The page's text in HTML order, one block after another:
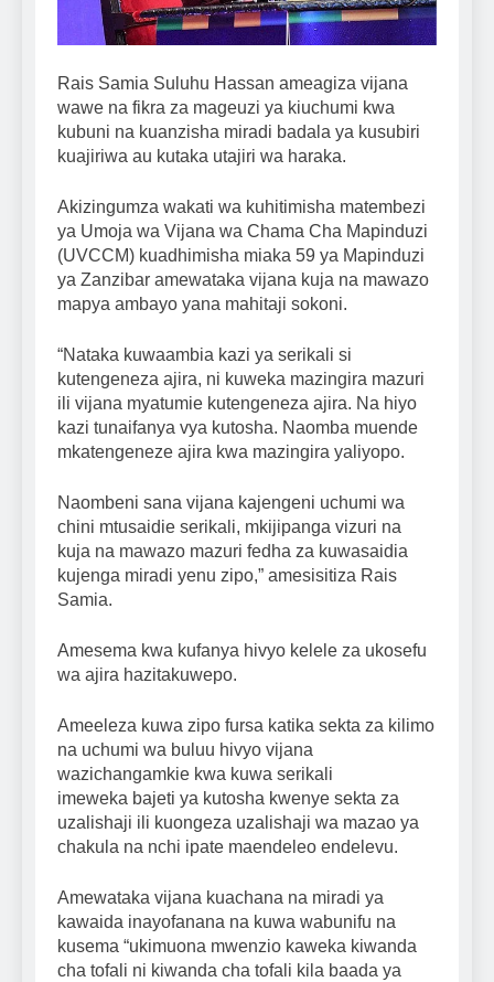
Rais Samia Suluhu Hassan ameagiza vijana
wawe na fikra za mageuzi ya kiuchumi kwa
kubuni na kuanzisha miradi badala ya kusubiri
kuajiriwa au kutaka utajiri wa haraka.
Akizingumza wakati wa kuhitimisha matembezi
ya Umoja wa Vijana wa Chama Cha Mapinduzi
(UVCCM) kuadhimisha miaka 59 ya Mapinduzi
ya Zanzibar amewataka vijana kuja na mawazo
mapya ambayo yana mahitaji sokoni.
“Nataka kuwaambia kazi ya serikali si
kutengeneza ajira, ni kuweka mazingira mazuri
ili vijana myatumie kutengeneza ajira. Na hiyo
kazi tunaifanya vya kutosha. Naomba muende
mkatengeneze ajira kwa mazingira yaliyopo.
Naombeni sana vijana kajengeni uchumi wa
chini mtusaidie serikali, mkijipanga vizuri na
kuja na mawazo mazuri fedha za kuwasaidia
kujenga miradi yenu zipo,” amesisitiza Rais
Samia.
Amesema kwa kufanya hivyo kelele za ukosefu
wa ajira hazitakuwepo.
Ameeleza kuwa zipo fursa katika sekta za kilimo
na uchumi wa buluu hivyo vijana
wazichangamkie kwa kuwa serikali
imeweka bajeti ya kutosha kwenye sekta za
uzalishaji ili kuongeza uzalishaji wa mazao ya
chakula na nchi ipate maendeleo endelevu.
Amewataka vijana kuachana na miradi ya
kawaida inayofanana na kuwa wabunifu na
kusema “ukimuona mwenzio kaweka kiwanda
cha tofali ni kiwanda cha tofali kila baada ya